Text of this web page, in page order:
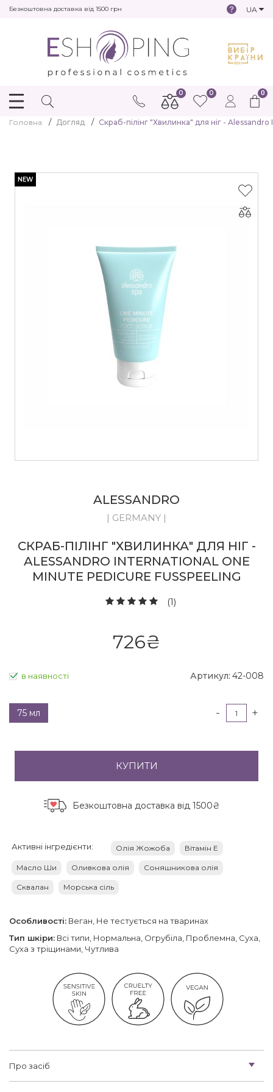
Безкоштовна доставка від 1500 грн UA
0
0 0
Головна Догляд Скраб-пілінг "Хвилинка" для ніг -
NEW
ALESSANDRO
| GERMANY |
СКРАБ-ПІЛІНГ "ХВИЛИНКА" ДЛЯ НІГ -
ALESSANDRO INTERNATIONAL ONE
MINUTE PEDICURE FUSSPEELING
(1)
726₴
в наявності Артикул: 42-008
75 мл - +
КУПИТИ
Безкоштовна доставка від 1500₴
Активні інгредієнти: Олія Жожоба Вітамін Е
Масло Ши Оливкова олія Соняшникова олія
Сквалан Морська сіль
Особливості: Веган, Не тестується на тваринах
Тип шкіри: Всі типи, Нормальна, Огрубіла, Проблемна, Суха,
Суха з тріщинами, Чутлива
Про засіб